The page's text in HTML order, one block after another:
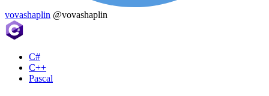
vovashaplin @vovashaplin
C#
C++
Pascal